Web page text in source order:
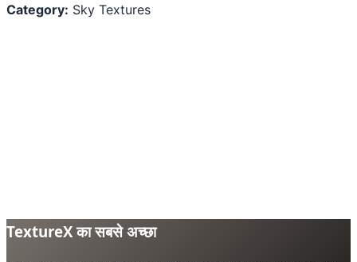
Category: Sky Textures
TextureX का सबसे अच्छा